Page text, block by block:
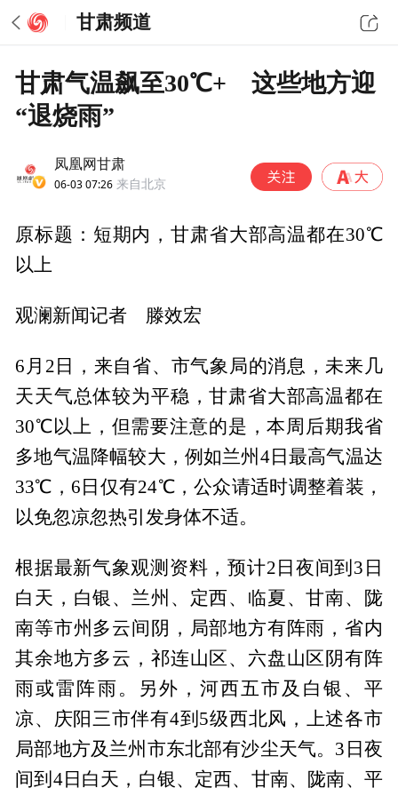
甘肃频道
甘肃气温飙至30℃+ 这些地方迎
“退烧雨”
凤凰网甘肃
06-03 07:26 来自北京
原标题：短期内，甘肃省大部高温都在30℃
以上
观澜新闻记者 滕效宏
6月2日，来自省、市气象局的消息，未来几
天天气总体较为平稳，甘肃省大部高温都在
30℃以上，但需要注意的是，本周后期我省
多地气温降幅较大，例如兰州4日最高气温达
33℃，6日仅有24℃，公众请适时调整着装，
以免忽凉忽热引发身体不适。
根据最新气象观测资料，预计2日夜间到3日
白天，白银、兰州、定西、临夏、甘南、陇
南等市州多云间阴，局部地方有阵雨，省内
其余地方多云，祁连山区、六盘山区阴有阵
雨或雷阵雨。另外，河西五市及白银、平
凉、庆阳三市伴有4到5级西北风，上述各市
局部地方及兰州市东北部有沙尘天气。3日夜
间到4日白天，白银、定西、甘南、陇南、平